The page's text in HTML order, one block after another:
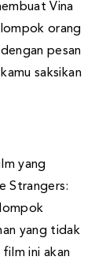
Vina
orang
pesan
saksikan
yang
Strangers:
yang tidak
ini akan